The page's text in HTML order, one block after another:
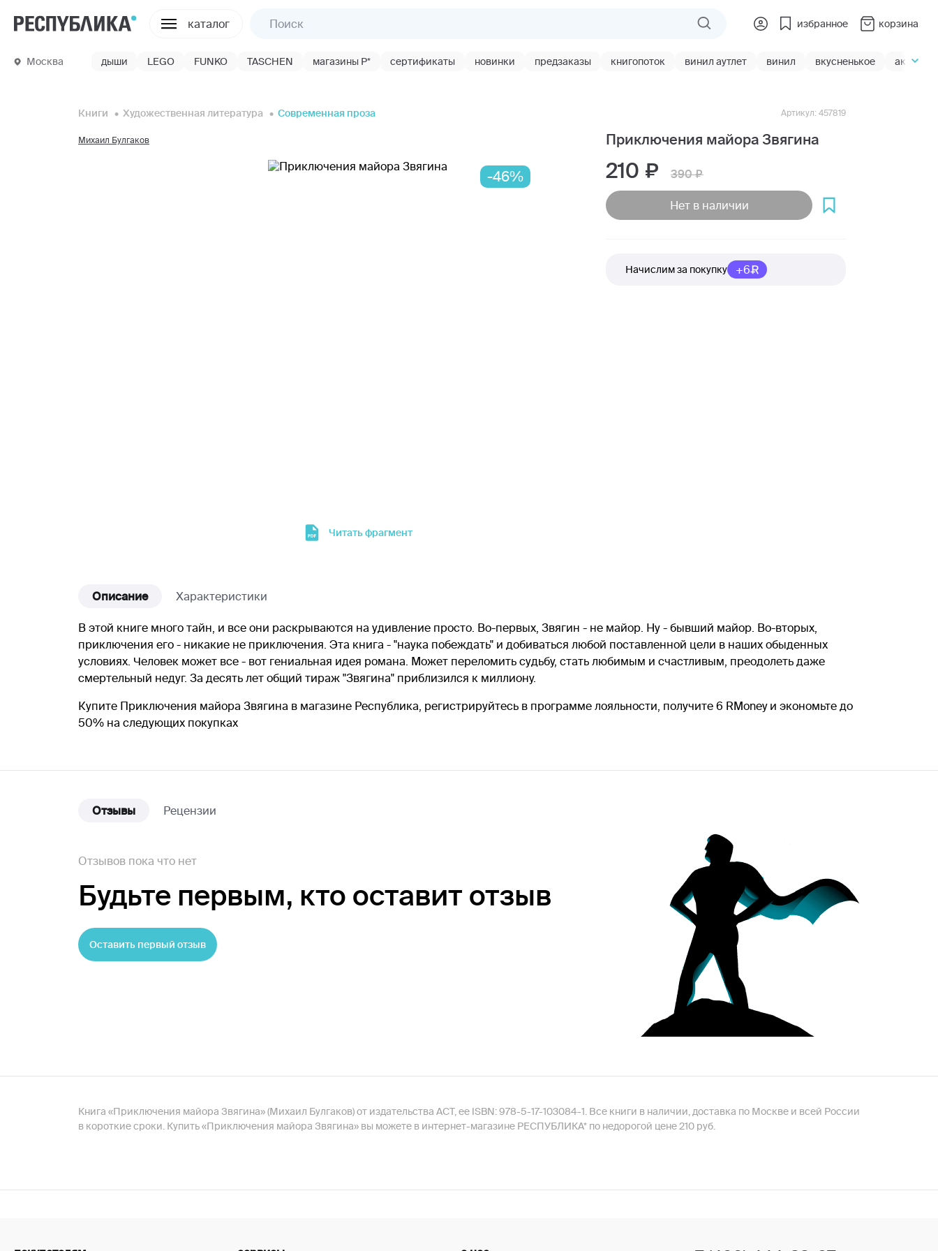
каталог избранное корзина
Москва дыши LEGO FUNKO TASCHEN магазины Р* сертификаты новинки предзаказы книгопоток винил аутлет винил вкусненькое акции
Книги Художественная литература Современная проза
-46%
Читать фрагмент
Михаил Булгаков Приключения майора Звягина
Артикул: 457819
210 390
Нет в наличии
Начислим за покупку +6
Описание Характеристики
В этой книге много тайн, и все они раскрываются на удивление просто. Во-первых, Звягин - не майор. Ну - бывший майор. Во-вторых,
приключения его - никакие не приключения. Эта книга - "наука побеждать" и добиваться любой поставленной цели в наших обыденных
условиях. Человек может все - вот гениальная идея романа. Может переломить судьбу, стать любимым и счастливым, преодолеть даже
смертельный недуг. За десять лет общий тираж "Звягина" приблизился к миллиону.
Купите Приключения майора Звягина в магазине Республика, регистрируйтесь в программе лояльности, получите 6 RMoney и экономьте до
50% на следующих покупках
Отзывы Рецензии
Отзывов пока что нет
Будьте первым, кто оставит отзыв
Оставить первый отзыв
Книга «Приключения майора Звягина» (Михаил Булгаков) от издательства АСТ, ее ISBN: 978-5-17-103084-1. Все книги в наличии, доставка по Москве и всей России
в короткие сроки. Купить «Приключения майора Звягина» вы можете в интернет-магазине РЕСПУБЛИКА* по недорогой цене 210 руб.